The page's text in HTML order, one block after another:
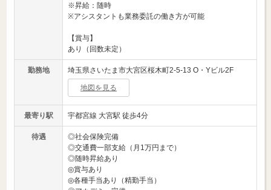
※昇給：随時
※アシスタントも業務委託の働き方が可能
【賞与】
あり（回数未定）
勤務地 埼玉県さいたま市大宮区桜木町2-5-13 O・Yビル2F
地図を見る
最寄り駅 宇都宮線 大宮駅 徒歩4分
待遇
◎社会保険完備
◎交通費一部支給（月1万円まで）
◎随時昇給あり
◎賞与あり
◎各種手当あり（精勤手当）